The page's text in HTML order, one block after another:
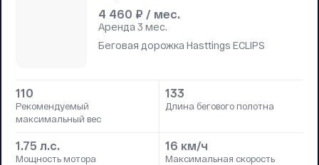
4 460 ₽ / мес.
Аренда 3 мес.
Беговая дорожка Hasttings ECLIPS
110
Рекомендуемый
максимальный вес
133
Длина бегового полотна
1.75 л.с.
Мощность мотора
16 км/ч
Максимальная скорость